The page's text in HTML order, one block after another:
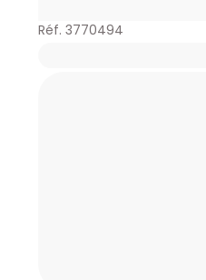
Réf. 3770494